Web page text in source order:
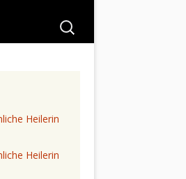
Suchen
nach:
Heilerin
Heilerin